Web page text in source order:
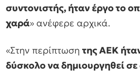
συντονιστής, ήταν έργο το
χαρά» ανέφερε αρχικά.
«Στην περίπτωση της ΑΕΚ
δύσκολο να δημιουργηθεί